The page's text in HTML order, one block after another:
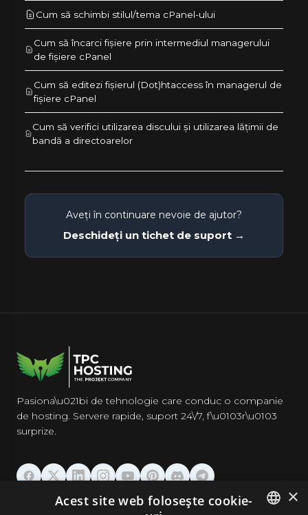
Cum să schimbi stilul/tema cPanel-ului
Cum să încarci fișiere prin intermediul managerului
de fișiere cPanel
Cum să editezi fișierul (Dot)htaccess în managerul de
fișiere cPanel
Cum să verifici utilizarea discului și utilizarea lățimii de
bandă a directoarelor
Aveți în continuare nevoie de ajutor?
Deschideți un tichet de suport →
Pasiona\u021bi de tehnologie care conduc o companie
de hosting. Servere rapide, suport 24\/7, f\u0103r\u0103
surprize.
GĂZDUIRE ×
Acest site web folosește cookie-